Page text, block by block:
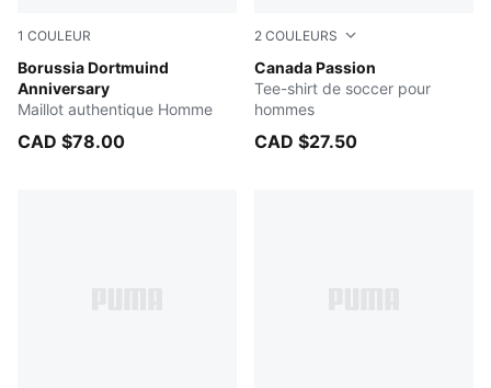
1 COULEUR
Borussia Dortmuind
Anniversary
Yellow Alert-PUMA Black
Maillot authentique Homme
CAD $78.00
2 COULEURS
Canada Passion
Dark Crimson-PUMA Red
Tee-shirt de soccer pour
hommes
CAD $27.50